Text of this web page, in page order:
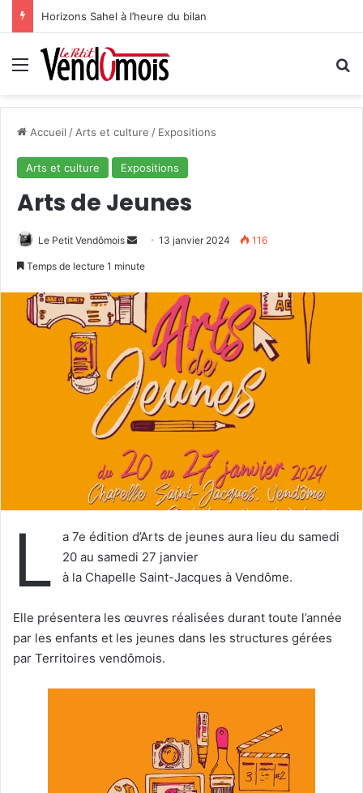
Horizons Sahel à l’heure du bilan
Menu
Accueil / Arts et culture / Expositions
Arts et culture Expositions
Arts de Jeunes
Le Petit Vendômois
o
r
u
n
c
o
u
r
r
i
e
l
13 janvier 2024 116
Temps de lecture 1 minute
L
a 7e édition d’Arts de jeunes aura lieu du samedi
20 au samedi 27 janvier
à la Chapelle Saint-Jacques à Vendôme.
Elle présentera les œuvres réalisées durant toute l’année
par les enfants et les jeunes dans les structures gérées
par Territoires vendômois.